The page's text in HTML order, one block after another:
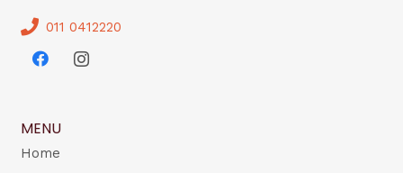
011 0412220
MENU
Home